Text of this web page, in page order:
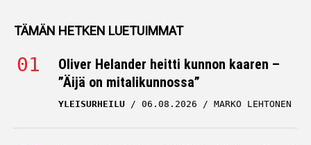
TÄMÄN HETKEN LUETUIMMAT
Oliver Helander heitti kunnon kaaren –
”Äijä on mitalikunnossa”
YLEISURHEILU 06.08.2026 MARKO LEHTONEN